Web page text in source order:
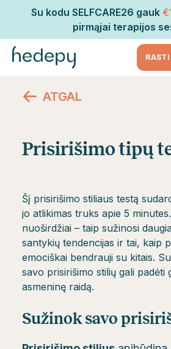
Su kodu SELFCARE26 gauk
pirmąjai terapijos
ATGAL
Prisirišimo tipų
Šį prisirišimo stiliaus testą
jo atlikimas truks apie 5
nuoširdžiai – taip sužinosi
santykių tendencijas ir tai, kaip
emociškai bendrauji su kitais.
savo prisirišimo stilių gali padėti
asmeninę raidą.
Sužinok savo